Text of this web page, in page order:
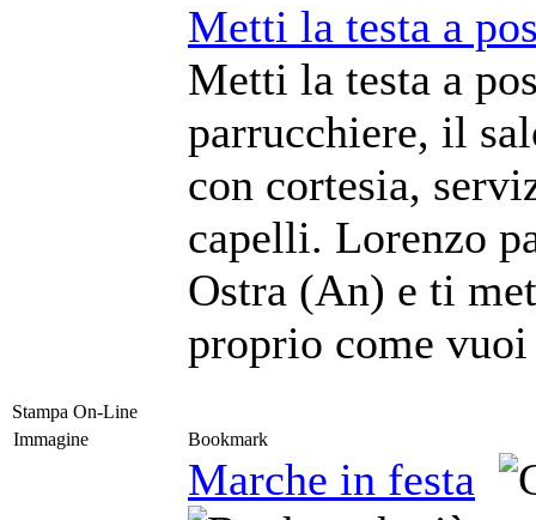
Metti la testa a
Metti la testa a
parrucchiere, il
con cortesia,
capelli. Lorenzo
Ostra (An) e ti
proprio come
Stampa On-Line
Immagine
Bookmark
Marche in festa